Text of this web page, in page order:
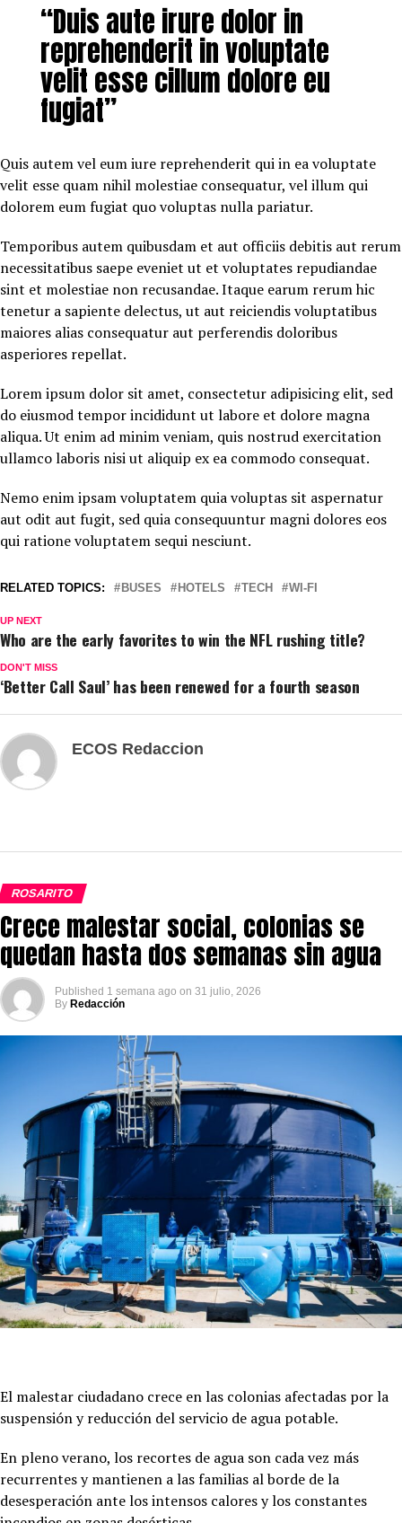
“Duis aute irure dolor in
reprehenderit in voluptate
velit esse cillum dolore eu
fugiat”
Quis autem vel eum iure reprehenderit qui in ea voluptate
velit esse quam nihil molestiae consequatur, vel illum qui
dolorem eum fugiat quo voluptas nulla pariatur.
Temporibus autem quibusdam et aut officiis debitis aut rerum
necessitatibus saepe eveniet ut et voluptates repudiandae
sint et molestiae non recusandae. Itaque earum rerum hic
tenetur a sapiente delectus, ut aut reiciendis voluptatibus
maiores alias consequatur aut perferendis doloribus
asperiores repellat.
Lorem ipsum dolor sit amet, consectetur adipisicing elit, sed
do eiusmod tempor incididunt ut labore et dolore magna
aliqua. Ut enim ad minim veniam, quis nostrud exercitation
ullamco laboris nisi ut aliquip ex ea commodo consequat.
Nemo enim ipsam voluptatem quia voluptas sit aspernatur
aut odit aut fugit, sed quia consequuntur magni dolores eos
qui ratione voluptatem sequi nesciunt.
RELATED TOPICS: BUSES HOTELS TECH WI-FI
UP NEXT
Who are the early favorites to win the NFL rushing title?
DON'T MISS
‘Better Call Saul’ has been renewed for a fourth season
ECOS Redaccion
ROSARITO
Crece malestar social, colonias se
quedan hasta dos semanas sin agua
Published 1 semana ago on 31 julio, 2026
By Redacción
El malestar ciudadano crece en las colonias afectadas por la
suspensión y reducción del servicio de agua potable.
En pleno verano, los recortes de agua son cada vez más
recurrentes y mantienen a las familias al borde de la
desesperación ante los intensos calores y los constantes